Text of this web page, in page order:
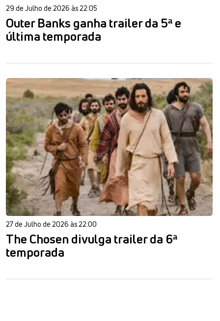
29 de Julho de 2026 às 22:05
Outer Banks ganha trailer da 5ª e
última temporada
27 de Julho de 2026 às 22:00
The Chosen divulga trailer da 6ª
temporada